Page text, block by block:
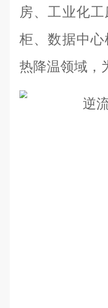
房、工业化
柜、数据中
热降温领域，